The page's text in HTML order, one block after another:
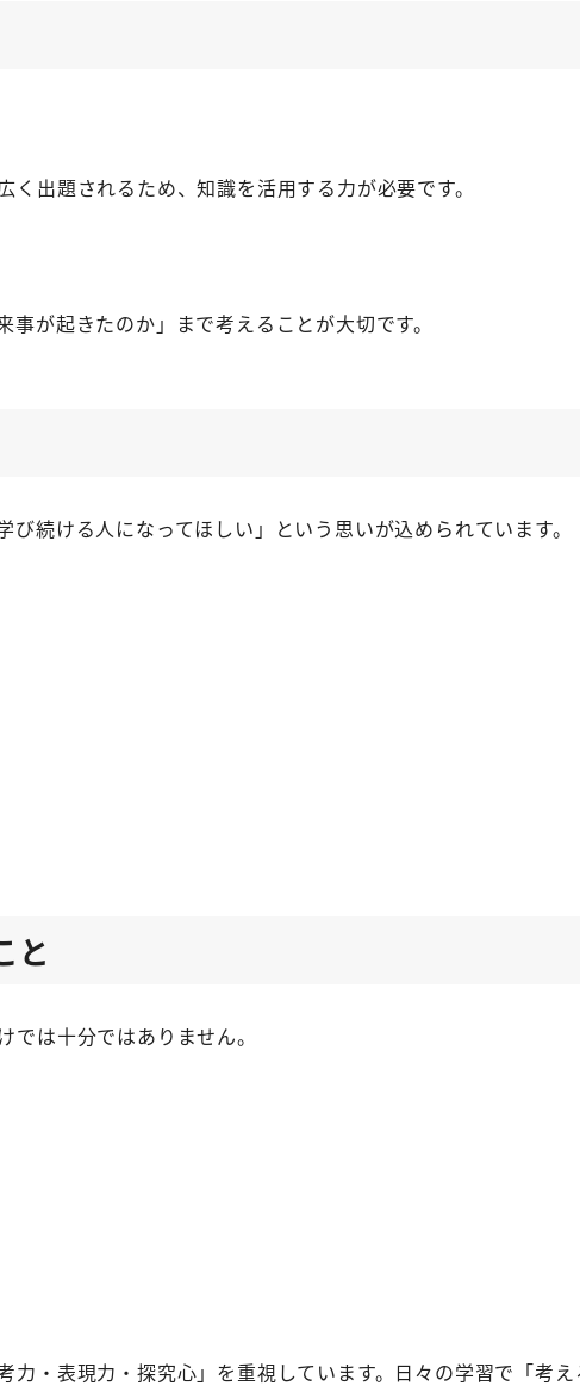
出題されるため、知識を活用する力が必要です。
が起きたのか」まで考えることが大切です。
続ける人になってほしい」という思いが込められています。
と
は十分ではありません。
力・表現力・探究心」を重視しています。日々の学習で「考